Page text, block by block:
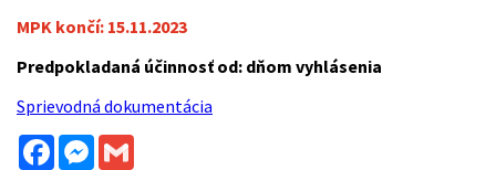
MPK končí: 15.11.2023
Predpokladaná účinnosť od: dňom vyhlásenia
Sprievodná dokumentácia
FacebookMessenger